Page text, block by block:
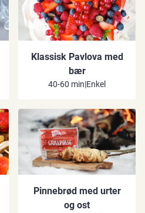
Klassisk Pavlova med
bær
40-60 min|Enkel
Pinnebrød med urter
og ost